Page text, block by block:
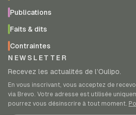
Publications
Faits & dits
Contraintes
NEWSLETTER
Recevez les actualités de l’Oulipo.
En vous inscrivant, vous acceptez de
via Brevo. Votre adresse est utilisée
pourrez vous désinscrire à tout moment.